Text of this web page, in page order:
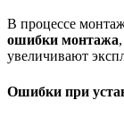
В процессе
ошибки монтажа
увеличивают
Ошибки при